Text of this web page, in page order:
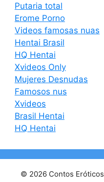
Putaria total
Erome Porno
Videos famosas nuas
Hentai Brasil
HQ Hentai
Xvideos Only
Mujeres Desnudas
Famosos nus
Xvideos
Brasil Hentai
HQ Hentai
© 2026 Contos Eróticos